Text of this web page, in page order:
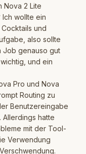
Nova 2 Lite
Ich wollte ein
und
also sollte
Job genauso gut
und ein
Pro und Nova
Routing zu
Benutzereingabe
hatte
mit der Tool-
Verwendung